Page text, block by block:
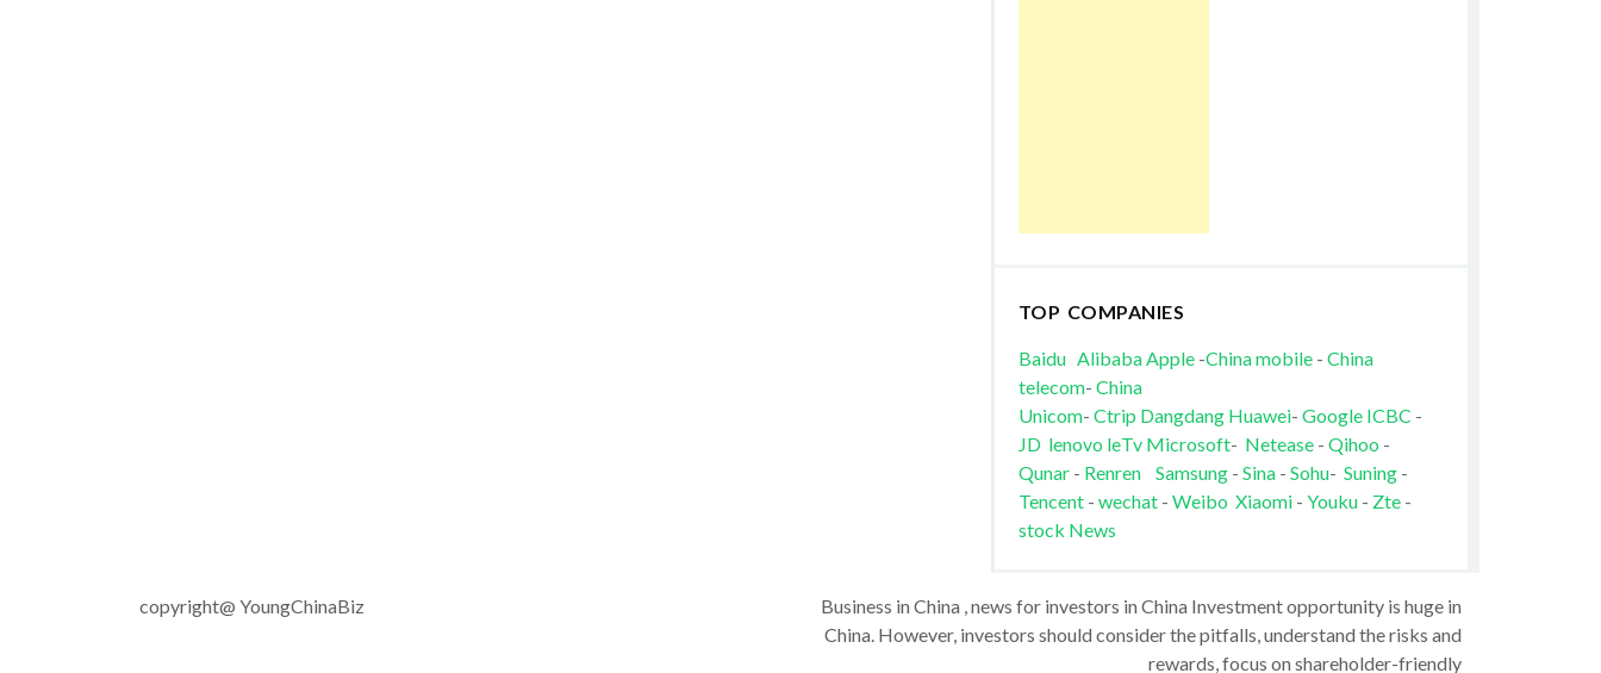
TOP COMPANIES
Baidu AlibabaApple-China mobile- China
telecom- China
Unicom- Ctrip Dangdang Huawei- Google ICBC -
JD lenovo leTv Microsoft- Netease- Qihoo -
Qunar- Renren Samsung- Sina- Sohu- Suning-
Tencent- wechat - Weibo Xiaomi- Youku - Zte-
stock News
copyright@ YoungChinaBiz
Business in China , news for investors in China Investment opportunity is huge in
China. However, investors should consider the pitfalls, understand the risks and
rewards, focus on shareholder-friendly